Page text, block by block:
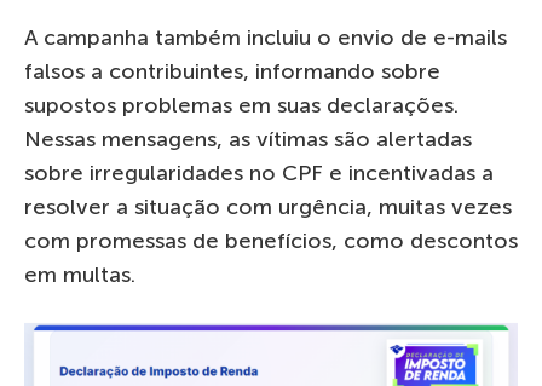
A campanha também incluiu o envio de e-mails
falsos a contribuintes, informando sobre
supostos problemas em suas declarações.
Nessas mensagens, as vítimas são alertadas
sobre irregularidades no CPF e incentivadas a
resolver a situação com urgência, muitas vezes
com promessas de benefícios, como descontos
em multas.